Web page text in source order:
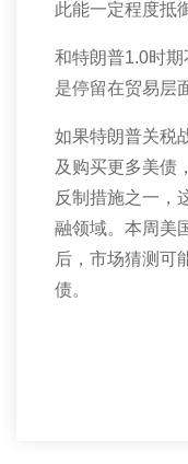
此能一定程度抵
和特朗普1.0时期
是停留在贸易层
如果特朗普关税
及购买更多美债
反制措施之一，
融领域。本周美
后，市场猜测可
债。